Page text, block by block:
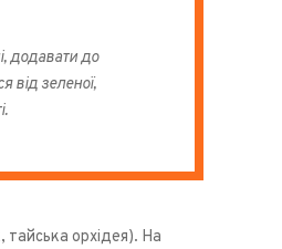
додавати до
від зеленої,
тайська орхідея). На